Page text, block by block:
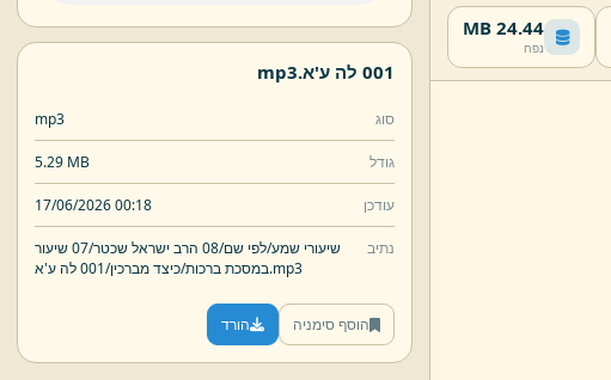
24.44 MB
נפח
001 לה ע'א. mp3
סוג mp3
גודל 5.29 MB
עודכן 17/06/2026 00:18
נתיב שיעורי שמע/לפי שם/08 הרב ישראל שכטר/
07 שיעור
במסכת ברכות/כיצד מברכין/ 001 לה ע'א.mp3
הוסף סימניה הורד